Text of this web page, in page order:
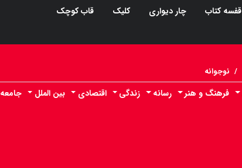
قفسه کتاب چار دیواری کلیک
قاب کوچک
/ نوجوانه
فرهنگ و هنر رسانه زندگی اقتصادی بین الملل جامعه